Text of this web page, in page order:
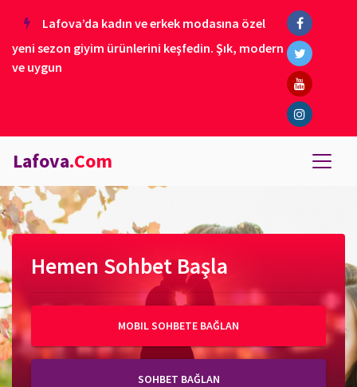
Lafova’da kadın ve erkek modasına özel
yeni sezon giyim ürünlerini keşfedin. Şık, modern
ve uygun
Lafova.Com
Hemen Sohbet Başla
MOBIL SOHBETE BAĞLAN
SOHBET BAĞLAN